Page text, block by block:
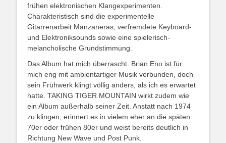
frühen elektronischen Klangexperimenten.
Charakteristisch sind die experimentelle
Gitarrenarbeit Manzaneras, verfremdete Keyboard-
und Elektroniksounds sowie eine spielerisch-
melancholische Grundstimmung.
Das Album hat mich überrascht. Brian Eno ist für
mich eng mit ambientartiger Musik verbunden, doch
sein Frühwerk klingt völlig anders, als ich es erwartet
hatte. TAKING TIGER MOUNTAIN wirkt zudem wie
ein Album außerhalb seiner Zeit. Anstatt nach 1974
zu klingen, erinnert es in vielem eher an die späten
70er oder frühen 80er und weist bereits deutlich in
Richtung New Wave und Post Punk.